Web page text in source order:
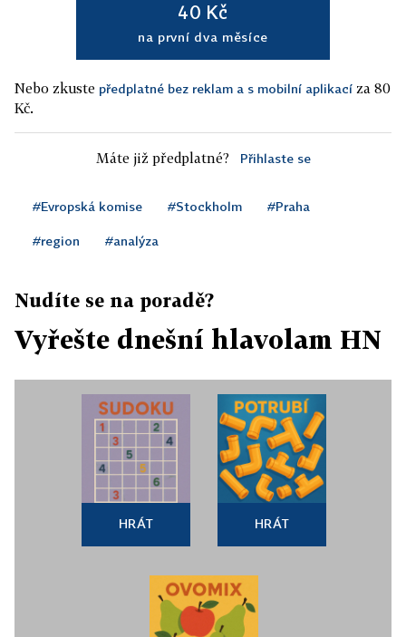
40 Kč
na první dva měsíce
Nebo zkuste předplatné bez reklam a s mobilní aplikací za 80
Kč.
Máte již předplatné? Přihlaste se
#Evropská komise #Stockholm #Praha
#region #analýza
Nudíte se na poradě?
Vyřešte dnešní hlavolam HN
HRÁT HRÁT